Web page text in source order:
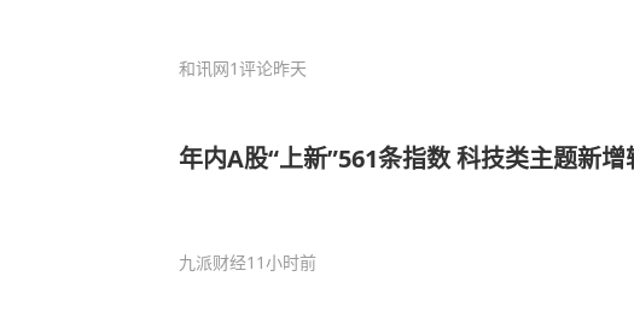
和讯网1评论昨天
年内A股“上新”561条指数 科技类主题新增
九派财经11小时前